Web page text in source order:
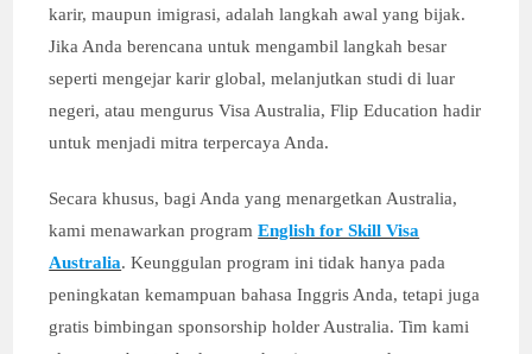
karir, maupun imigrasi, adalah langkah awal yang bijak.
Jika Anda berencana untuk mengambil langkah besar
seperti mengejar karir global, melanjutkan studi di luar
negeri, atau mengurus Visa Australia, Flip Education hadir
untuk menjadi mitra terpercaya Anda.
Secara khusus, bagi Anda yang menargetkan Australia,
kami menawarkan programEnglish for Skill Visa
Australia. Keunggulan program ini tidak hanya pada
peningkatan kemampuan bahasa Inggris Anda, tetapi juga
gratis bimbingan sponsorship holder Australia. Tim kami